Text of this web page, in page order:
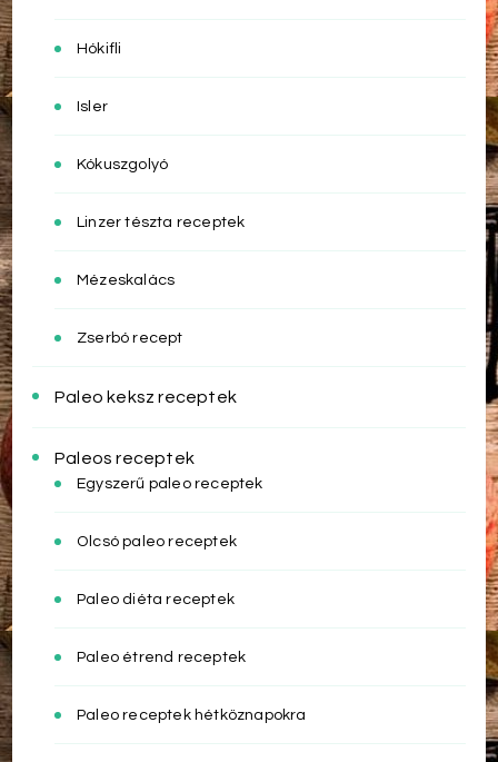
Hókifli
Isler
Kókuszgolyó
Linzer tészta receptek
Mézeskalács
Zserbó recept
Paleo keksz receptek
Paleos receptek
Egyszerű paleo receptek
Olcsó paleo receptek
Paleo diéta receptek
Paleo étrend receptek
Paleo receptek hétköznapokra